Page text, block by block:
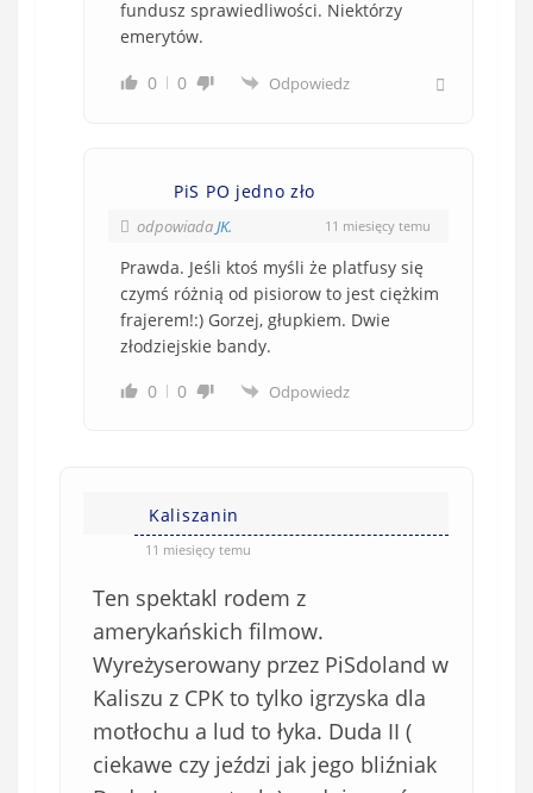
fundusz sprawiedliwości. Niektórzy
emerytów.
0 0 Odpowiedz
PiS PO jedno zło
odpowiadaJK. 11 miesięcy temu
Prawda. Jeśli ktoś myśli że platfusy się
czymś różnią od pisiorow to jest ciężkim
frajerem!:) Gorzej, głupkiem. Dwie
złodziejskie bandy.
0
0 Odpowiedz
Kaliszanin
11 miesięcy temu
Ten spektakl rodem z
amerykańskich filmow.
Wyreżyserowany przez PiSdoland w
Kaliszu z CPK to tylko igrzyska dla
motłochu a lud to łyka. Duda II (
ciekawe czy jeździ jak jego bliźniak